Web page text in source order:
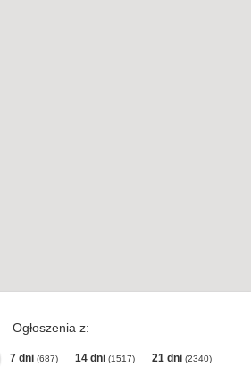
Ogłoszenia z:
7 dni (687) 14 dni (1517) 21 dni (2340)